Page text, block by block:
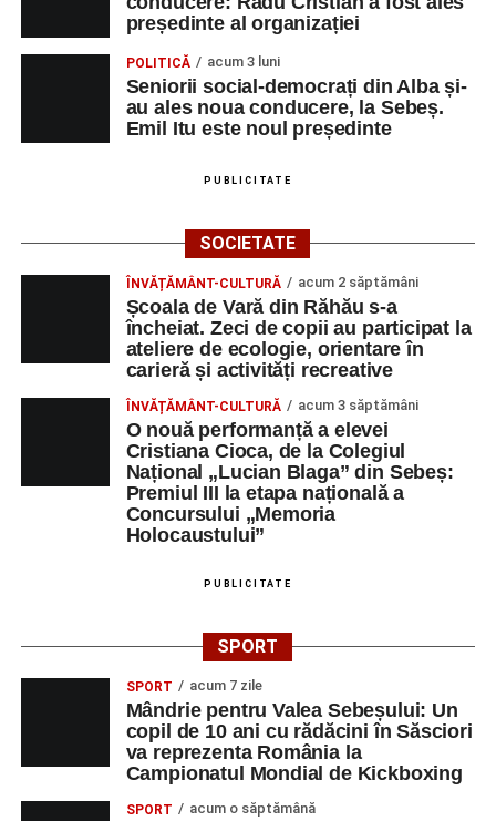
președinte al organizației
POLITICĂ acum 3 luni
Seniorii social-democrați din Alba și-
au ales noua conducere, la Sebeș.
Emil Itu este noul președinte
PUBLICITATE
SOCIETATE
ÎNVĂȚĂMÂNT-CULTURĂ acum 2 săptămâni
Școala de Vară din Răhău s-a
încheiat. Zeci de copii au participat la
ateliere de ecologie, orientare în
carieră și activități recreative
ÎNVĂȚĂMÂNT-CULTURĂ acum 3 săptămâni
O nouă performanță a elevei
Cristiana Cioca, de la Colegiul
Național „Lucian Blaga” din Sebeș:
Premiul III la etapa națională a
Concursului „Memoria
Holocaustului”
PUBLICITATE
SPORT
SPORT acum 7 zile
Mândrie pentru Valea Sebeșului: Un
copil de 10 ani cu rădăcini în Săsciori
va reprezenta România la
Campionatul Mondial de Kickboxing
SPORT acum o săptămână